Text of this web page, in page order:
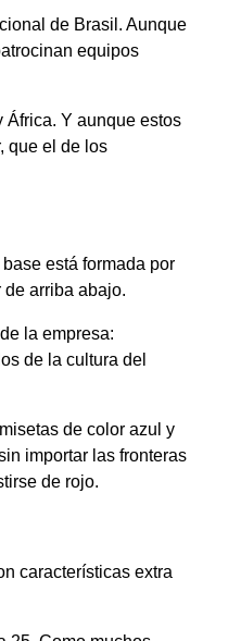
de Brasil. Aunque
equipos
África. Y aunque estos
que el de los
está formada por
arriba abajo.
la empresa:
de la cultura del
de color azul y
importar las fronteras
de rojo.
características extra